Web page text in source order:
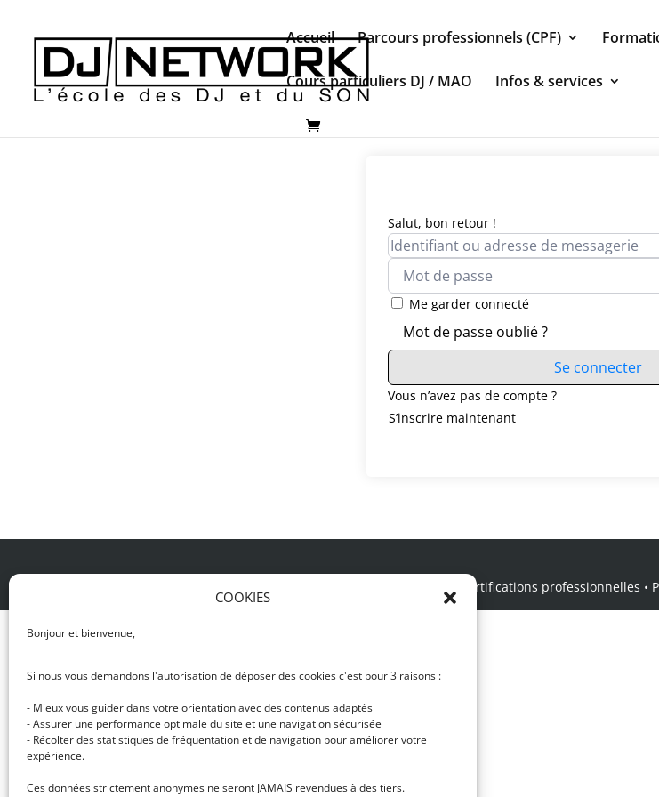
COOKIES
Bonjour et bienvenue,
Si nous vous demandons l'autorisation de déposer des cookies c'est pour 3 raisons :
- Mieux vous guider dans votre orientation avec des contenus adaptés
- Assurer une performance optimale du site et une navigation sécurisée
- Récolter des statistiques de fréquentation et de navigation pour améliorer votre
expérience.
Ces données strictement anonymes ne seront JAMAIS revendues à des tiers.
Accueil Parcours professionnels (CPF)
Cours particuliers DJ / MAO Infos & services
Salut, bon retour !
Me garder connecté
Mot de passe oublié ?
Se connecter
Vous n’avez pas de compte ?
S’inscrire maintenant
© DJ NETWORK • École de DJ et de production musicale • Certifications professionnelles